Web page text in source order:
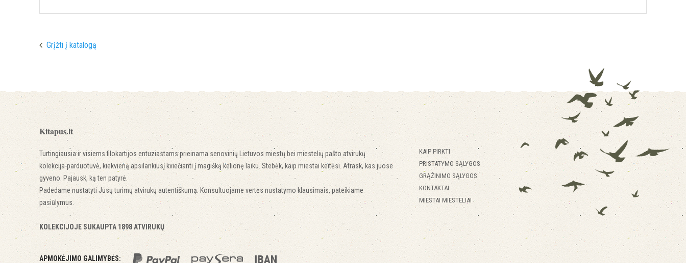
Grįžti į katalogą
Kitapus.lt
Turtingiausia ir visiems filokartijos entuziastams prieinama senovinių Lietuvos miestų bei miestelių pašto atvirukų
kolekcija-parduotuvė, kiekvieną apsilankiusį kviečianti į magišką kelionę laiku. Stebėk, kaip miestai keitėsi. Atrask, kas juose
gyveno. Pajausk, ką ten patyrė.
Padedame nustatyti Jūsų turimų atvirukų autentiškumą. Konsultuojame vertės nustatymo klausimais, pateikiame
pasiūlymus.
KOLEKCIJOJE SUKAUPTA 1898 ATVIRUKŲ
APMOKĖJIMO GALIMYBĖS:
KAIP PIRKTI
PRISTATYMO SĄLYGOS
GRĄŽINIMO SĄLYGOS
KONTAKTAI
MIESTAI MIESTELIAI